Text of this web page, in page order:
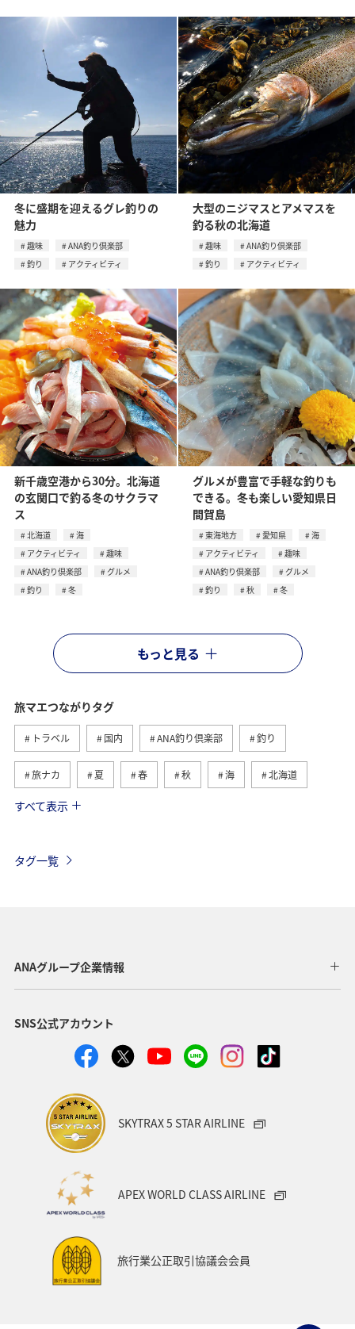
冬に盛期を迎えるグレ釣りの
魅力
趣味
ANA釣り倶楽部
釣り
アクティビティ
大型のニジマスとアメマスを
釣る秋の北海道
趣味
ANA釣り倶楽部
釣り
アクティビティ
新千歳空港から30分。北海道
の玄関口で釣る冬のサクラマ
ス
北海道
海
アクティビティ
趣味
ANA釣り倶楽部
グルメ
釣り
冬
グルメが豊富で手軽な釣りも
できる。冬も楽しい愛知県日
間賀島
東海地方 愛知県
海
アクティビティ
趣味
ANA釣り倶楽部
グルメ
釣り
秋 冬
もっと見る
旅マエつながりタグ
トラベル 国内 ANA釣り倶楽部 釣り
旅ナカ 夏 春 秋 海 北海道
海外
ANAマイレージクラブ 四国地方
ANAショッピング A-style
ツアー 旅アト 静岡県
福岡県 アオリイカ
神奈川県 趣味
兵庫県
アメリカ・カナダ・中南米
大分県 お祭り・イベント
フランス
すべて表示
タグ一覧
ANAグループ企業情報
SNS公式アカウント
SKYTRAX 5 STAR AIRLINE
APEX WORLD CLASS AIRLINE
旅行業公正取引協議会会員